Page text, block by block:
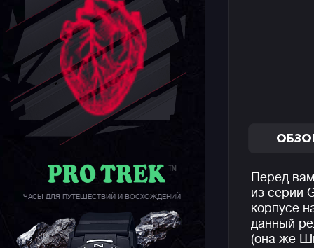
ЧАСЫ ДЛЯ ПУТЕШЕСТВИЙ И ВОСХОЖДЕНИЙ
Перед
из серии
корпусе
данный
(она же